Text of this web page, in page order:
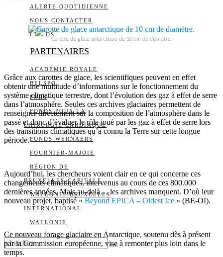
ALERTE QUOTIDIENNE
NOUS CONTACTER
I DS
PARTENAIRES
ACADÉMIE ROYALE
BELSPO
FNRS
FONDS POUR LA
CHIRURGIE CARDIAQUE
FONDS WERNAERS
FOURNIER-MAJOIE
RÉGION DE
BRUXELLES-CAPITALE
WALLONIE-BRUXELLES
INTERNATIONAL
WALLONIE
Carotte de glace antarctique de 10 cm de diamètre.
Grâce aux carottes de glace, les scientifiques peuvent en effet
obtenir une multitude d’informations sur le fonctionnement du
système climatique terrestre, dont l’évolution des gaz à effet de serre
dans l’atmosphère. Seules ces archives glaciaires permettent de
renseigner directement sur la composition de l’atmosphère dans le
passé et donc d’évaluer le rôle joué par les gaz à effet de serre lors
des transitions climatiques qu’a connu la Terre sur cette longue
période.
Aujourd’hui, les chercheurs voient clair en ce qui concerne ces
changements climatiques, intervenus au cours de ces 800.000
dernières années. Mais au-delà… les archives manquent. D’où leur
nouveau projet, baptisé « Beyond EPICA – Oldest Ice » (BE-OI).
Ce nouveau forage glaciaire en Antarctique, soutenu dès à présent
par la Commission européenne, vise à remonter plus loin dans le
temps.